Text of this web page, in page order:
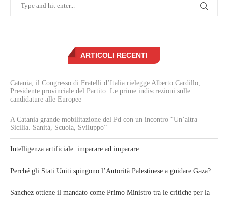
ARTICOLI RECENTI
Catania, il Congresso di Fratelli d’Italia rielegge Alberto Cardillo,
Presidente provinciale del Partito. Le prime indiscrezioni sulle
candidature alle Europee
A Catania grande mobilitazione del Pd con un incontro “Un’altra
Sicilia. Sanità, Scuola, Sviluppo”
Intelligenza artificiale: imparare ad imparare
Perché gli Stati Uniti spingono l’Autorità Palestinese a guidare Gaza?
Sanchez ottiene il mandato come Primo Ministro tra le critiche per la